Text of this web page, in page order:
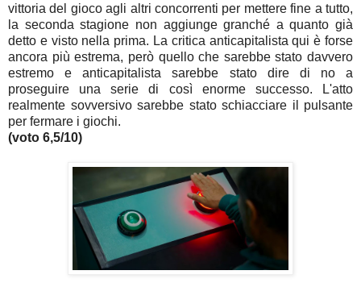
vittoria del gioco agli altri concorrenti per mettere fine a tutto,
la seconda stagione non aggiunge granché a quanto già
detto e visto nella prima. La critica anticapitalista qui è forse
ancora più estrema, però quello che sarebbe stato davvero
estremo e anticapitalista sarebbe stato dire di no a
proseguire una serie di così enorme successo. L'atto
realmente sovversivo sarebbe stato schiacciare il pulsante
per fermare i giochi.
(voto 6,5/10)